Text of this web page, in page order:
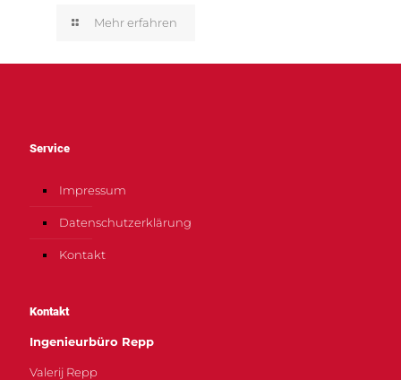
Mehr erfahren
Service
Impressum
Datenschutzerklärung
Kontakt
Kontakt
Ingenieurbüro Repp
Valerij Repp